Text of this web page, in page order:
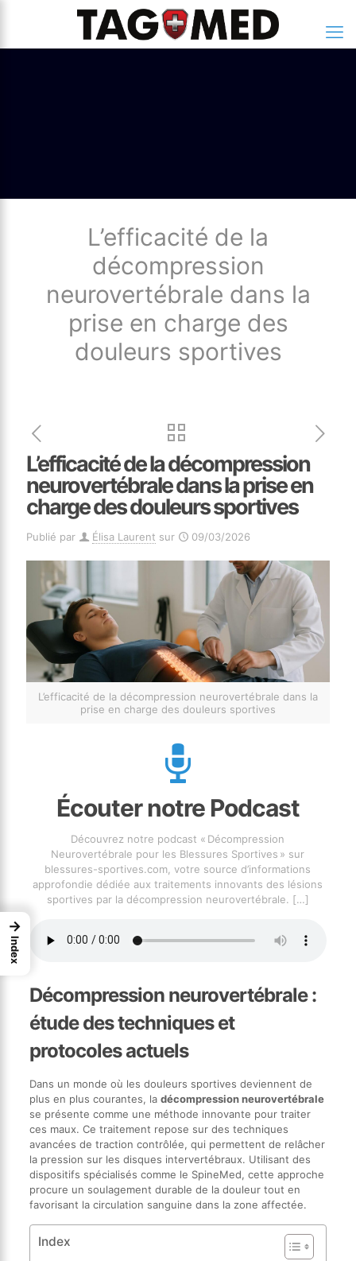
L’efficacité de la
décompression
neurovertébrale dans la
prise en charge des
douleurs sportives
L’efficacité de la décompression
neurovertébrale dans la prise en
charge des douleurs sportives
Publié par Élisa Laurent sur 09/03/2026
L’efficacité de la décompression neurovertébrale dans la
prise en charge des douleurs sportives
Écouter notre Podcast
Découvrez notre podcast « Décompression
Neurovertébrale pour les Blessures Sportives » sur
blessures-sportives.com, votre source d’informations
approfondie dédiée aux traitements innovants des lésions
sportives par la décompression neurovertébrale. […]
Décompression neurovertébrale :
étude des techniques et
protocoles actuels
Dans un monde où les douleurs sportives deviennent de
plus en plus courantes, la décompression neurovertébrale
se présente comme une méthode innovante pour traiter
ces maux. Ce traitement repose sur des techniques
avancées de traction contrôlée, qui permettent de relâcher
la pression sur les disques intervertébraux. Utilisant des
dispositifs spécialisés comme le SpineMed, cette approche
procure un soulagement durable de la douleur tout en
favorisant la circulation sanguine dans la zone affectée.
Index
→
Index